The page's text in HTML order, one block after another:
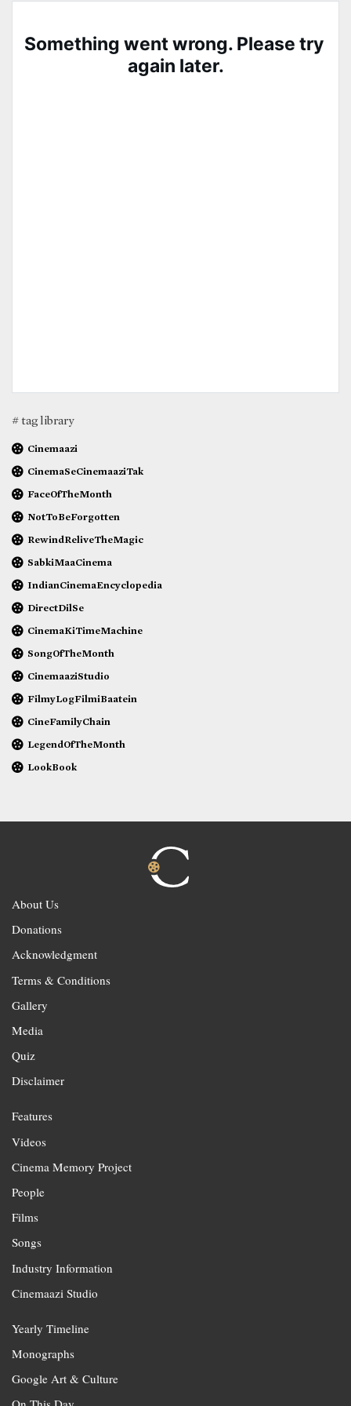
# tag library
Cinemaazi
CinemaSeCinemaaziTak
FaceOfTheMonth
NotToBeForgotten
RewindReliveTheMagic
SabkiMaaCinema
IndianCinemaEncyclopedia
DirectDilSe
CinemaKiTimeMachine
SongOfTheMonth
CinemaaziStudio
FilmyLogFilmiBaatein
CineFamilyChain
LegendOfTheMonth
LookBook
About Us
Donations
Acknowledgment
Terms & Conditions
Gallery
Media
Quiz
Disclaimer
Features
Videos
Cinema Memory Project
People
Films
Songs
Industry Information
Cinemaazi Studio
Yearly Timeline
Monographs
Google Art & Culture